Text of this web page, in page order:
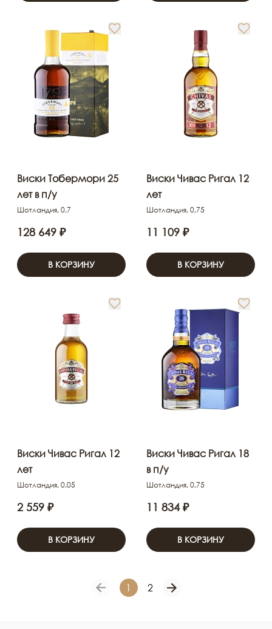
Виски Тобермори 25
лет в п/у
Шотландия, 0,7
128 649 ₽
В КОРЗИНУ
Виски Чивас Ригал 12
лет
Шотландия, 0,75
11 109 ₽
В КОРЗИНУ
Виски Чивас Ригал 12
лет
Шотландия, 0,05
2 559 ₽
В КОРЗИНУ
Виски Чивас Ригал 18
в п/у
Шотландия, 0,75
11 834 ₽
В КОРЗИНУ
1 2